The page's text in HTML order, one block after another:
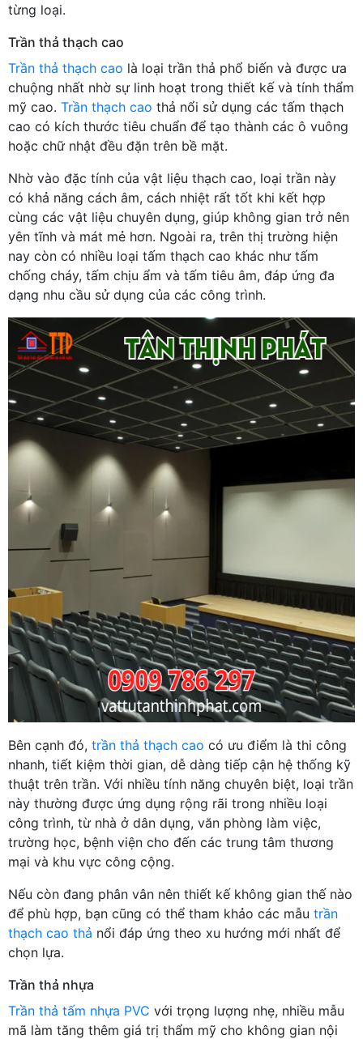
từng loại.
Trần thả thạch cao
Trần thả thạch cao là loại trần thả phổ biến và được ưa
chuộng nhất nhờ sự linh hoạt trong thiết kế và tính thẩm
mỹ cao. Trần thạch cao thả nổi sử dụng các tấm thạch
cao có kích thước tiêu chuẩn để tạo thành các ô vuông
hoặc chữ nhật đều đặn trên bề mặt.
Nhờ vào đặc tính của vật liệu thạch cao, loại trần này
có khả năng cách âm, cách nhiệt rất tốt khi kết hợp
cùng các vật liệu chuyên dụng, giúp không gian trở nên
yên tĩnh và mát mẻ hơn. Ngoài ra, trên thị trường hiện
nay còn có nhiều loại tấm thạch cao khác như tấm
chống cháy, tấm chịu ẩm và tấm tiêu âm, đáp ứng đa
dạng nhu cầu sử dụng của các công trình.
Bên cạnh đó, trần thả thạch cao có ưu điểm là thi công
nhanh, tiết kiệm thời gian, dễ dàng tiếp cận hệ thống kỹ
thuật trên trần. Với nhiều tính năng chuyên biệt, loại trần
này thường được ứng dụng rộng rãi trong nhiều loại
công trình, từ nhà ở dân dụng, văn phòng làm việc,
trường học, bệnh viện cho đến các trung tâm thương
mại và khu vực công cộng.
Nếu còn đang phân vân nên thiết kế không gian thế nào
để phù hợp, bạn cũng có thể tham khảo các mẫu trần
thạch cao thả nổi đáp ứng theo xu hướng mới nhất để
chọn lựa.
Trần thả nhựa
Trần thả tấm nhựa PVC với trọng lượng nhẹ, nhiều mẫu
mã làm tăng thêm giá trị thẩm mỹ cho không gian nội